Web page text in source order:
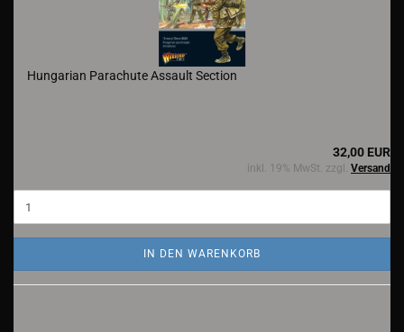
Hungarian Parachute Assault Section
32,00 EUR
inkl. 19% MwSt. zzgl. Versand
IN DEN WARENKORB